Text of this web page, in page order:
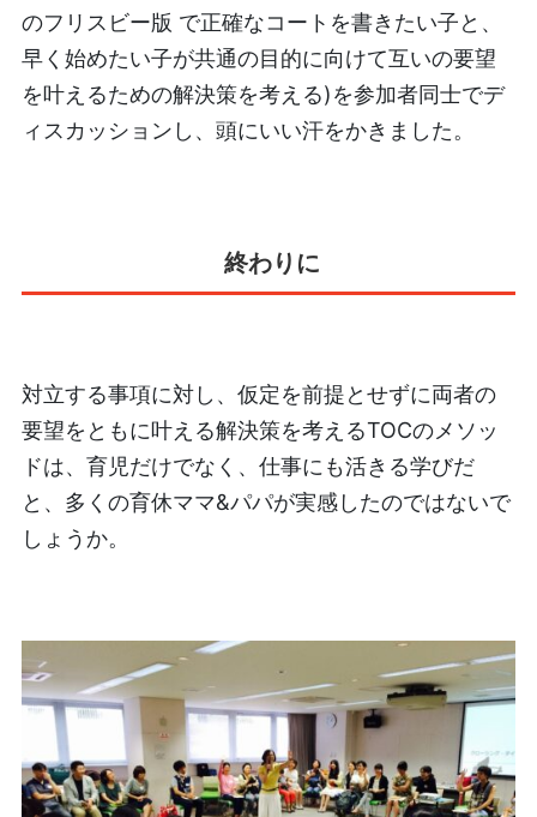
のフリスビー版 で正確なコートを書きたい子と、
早く始めたい子が共通の目的に向けて互いの要望
を叶えるための解決策を考える)を参加者同士でデ
ィスカッションし、頭にいい汗をかきました。
終わりに
対立する事項に対し、仮定を前提とせずに両者の
要望をともに叶える解決策を考えるTOCのメソッ
ドは、育児だけでなく、仕事にも活きる学びだ
と、多くの育休ママ&パパが実感したのではないで
しょうか。